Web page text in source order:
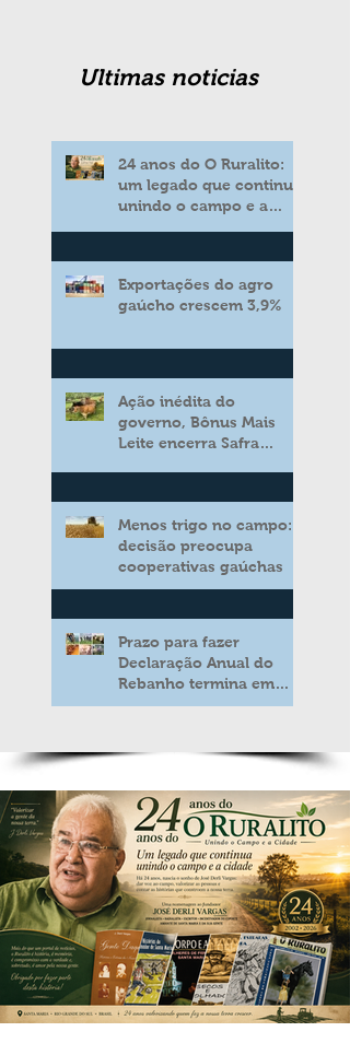
Ultimas noticias
24 anos do O Ruralito:
um legado que continua
unindo o campo e a
Exportações do agro
gaúcho crescem 3,9%
Ação inédita do
governo, Bônus Mais
Leite encerra Safra
aos produtores de leite
Menos trigo no campo:
decisão preocupa
cooperativas gaúchas
Prazo para fazer
Declaração Anual do
Rebanho termina em
duas semanas